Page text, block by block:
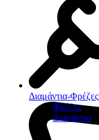
Διαμάντια-Φρέζες
Φρέζες
Διαμάντια